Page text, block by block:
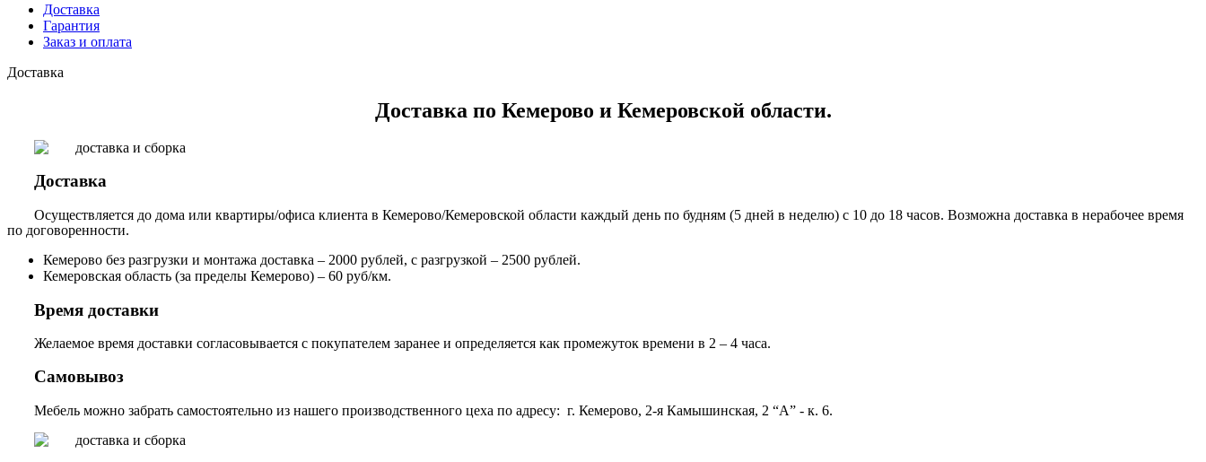
Доставка
Гарантия
Заказ и оплата
Доставка
Доставка по Кемерово и Кемеровской области.
Доставка
Осуществляется до дома или квартиры/офиса клиента в Кемерово/Кемеровской области каждый день по будням (5 дней в неделю) с 10 до 18 часов. Возможна доставка в нерабочее время
по договоренности.
Кемерово без разгрузки и монтажа доставка – 2000 рублей, с разгрузкой – 2500 рублей.
Кемеровская область (за пределы Кемерово) – 60 руб/км.
Время доставки
Желаемое время доставки согласовывается с покупателем заранее и определяется как промежуток времени в 2 – 4 часа.
Самовывоз
Мебель можно забрать самостоятельно из нашего производственного цеха по адресу: г. Кемерово, 2-я Камышинская, 2 “А” - к. 6.